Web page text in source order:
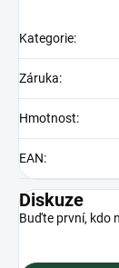
Kategorie:
Záruka:
Hmotnost:
EAN:
Diskuze
Buďte první, kdo